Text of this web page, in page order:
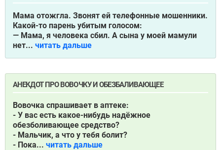
Мама отожгла. Звонят ей телефонные мошенники.
Какой-то парень убитым голосом:
— Мама, я человека сбил. А сына у моей мамули
нет... читать дальше
АНЕКДОТ ПРО ВОВОЧКУ И ОБЕЗБАЛИВАЮЩЕЕ
Вовочка спрашивает в аптеке:
- У вас есть какое-нибудь надёжное
обезболивающее средство?
- Мальчик, а что у тебя болит?
- Пока... читать дальше